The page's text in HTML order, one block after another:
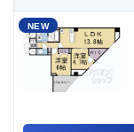
NEW